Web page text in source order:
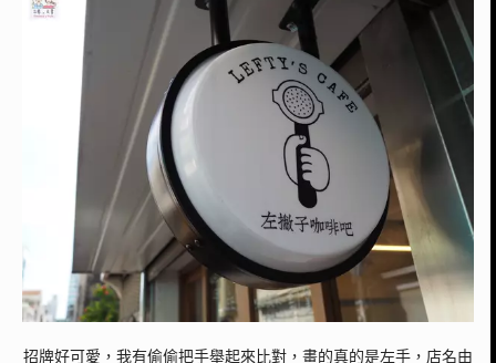
招牌好可愛，我有偷偷把手舉起來比對，畫的真的是左手，店名由